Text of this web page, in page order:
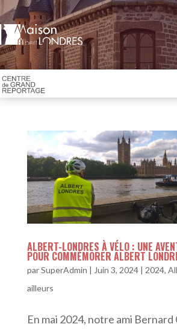
ALBERT-LONDRES À VÉLO : UNE
POUR COMMÉMORER ALBERT
parSuperAdmin | Juin 3, 2024| 2024,
ailleurs
En mai 2024, notre ami Bernard